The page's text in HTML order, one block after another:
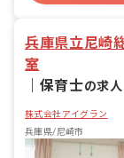
兵庫県立尼崎
室
保育士の求人
株式会社アイグラン
兵庫県/尼崎市